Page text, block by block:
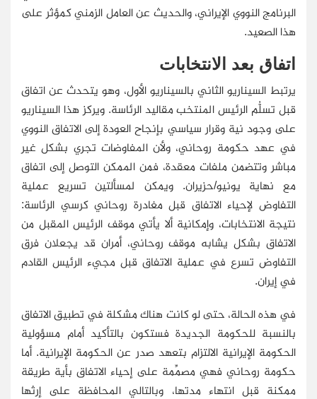
البرنامج النووي الإيراني، والحديث عن العامل الزمني كمؤثر على
هذا الصعيد.
اتفاق بعد الانتخابات
يرتبط السيناريو الثاني بالسيناريو الأول، وهو يتحدث عن اتفاق
قبل تسلُّم الرئيس المنتخب مقاليد الرئاسة. ويركز هذا السيناريو
على وجود نية وقرار سياسي بإنجاح العودة إلى الاتفاق النووي
في عهد حكومة روحاني، ولأن المفاوضات تجري بشكل غير
مباشر وتتضمن ملفات معقدة، فمن الممكن التوصل إلى اتفاق
مع نهاية يونيو/حزيران. ويمكن لمسألتين تسريع عملية
التفاوض لإحياء الاتفاق قبل مغادرة روحاني كرسي الرئاسة:
نتيجة الانتخابات، وإمكانية ألا يأتي موقف الرئيس المقبل من
الاتفاق بشكل يشابه موقف روحاني، أمران قد يجعلان فرق
التفاوض تسرع في عملية الاتفاق قبل مجيء الرئيس القادم
في إيران.
في هذه الحالة، حتى لو كانت هناك مشكلة في تطبيق الاتفاق
بالنسبة للحكومة الجديدة فستكون بالتأكيد أمام مسؤولية
الحكومة الإيرانية الالتزام بتعهد صدر عن الحكومة الإيرانية. أما
حكومة روحاني فهي مصمِّمة على إحياء الاتفاق بأية طريقة
ممكنة قبل انتهاء مدتها، وبالتالي المحافظة على إرثها